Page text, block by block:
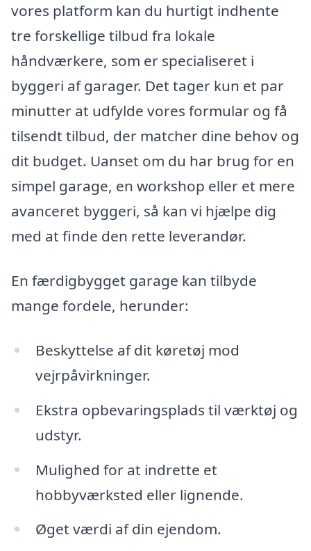
vores platform kan du hurtigt indhente
tre forskellige tilbud fra lokale
håndværkere, som er specialiseret i
byggeri af garager. Det tager kun et par
minutter at udfylde vores formular og få
tilsendt tilbud, der matcher dine behov og
dit budget. Uanset om du har brug for en
simpel garage, en workshop eller et mere
avanceret byggeri, så kan vi hjælpe dig
med at finde den rette leverandør.
En færdigbygget garage kan tilbyde
mange fordele, herunder:
Beskyttelse af dit køretøj mod
vejrpåvirkninger.
Ekstra opbevaringsplads til værktøj og
udstyr.
Mulighed for at indrette et
hobbyværksted eller lignende.
Øget værdi af din ejendom.